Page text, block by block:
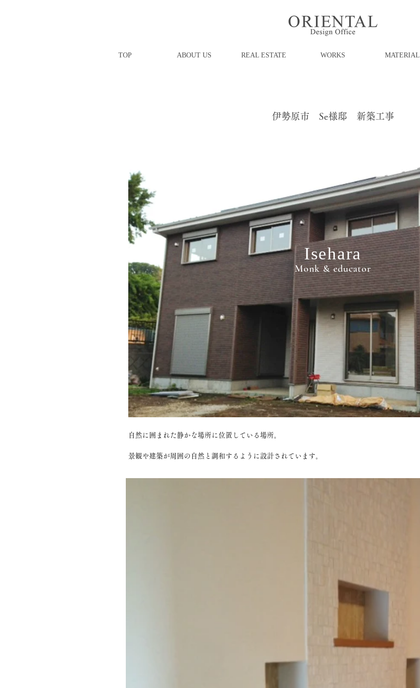
TOP ABOUT US REAL ESTATE WORKS MATERIAL
伊勢原市 Se様邸 新築工事
Monk & educator
自然に囲まれた静かな場所に位置している場所。
景観や建築が周囲の自然と調和するように設計されています。
Isehara